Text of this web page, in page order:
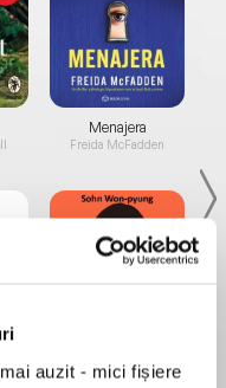
auzit - mici fișiere
de
Menajera
Freida McFadden
Sohn Won-pyung